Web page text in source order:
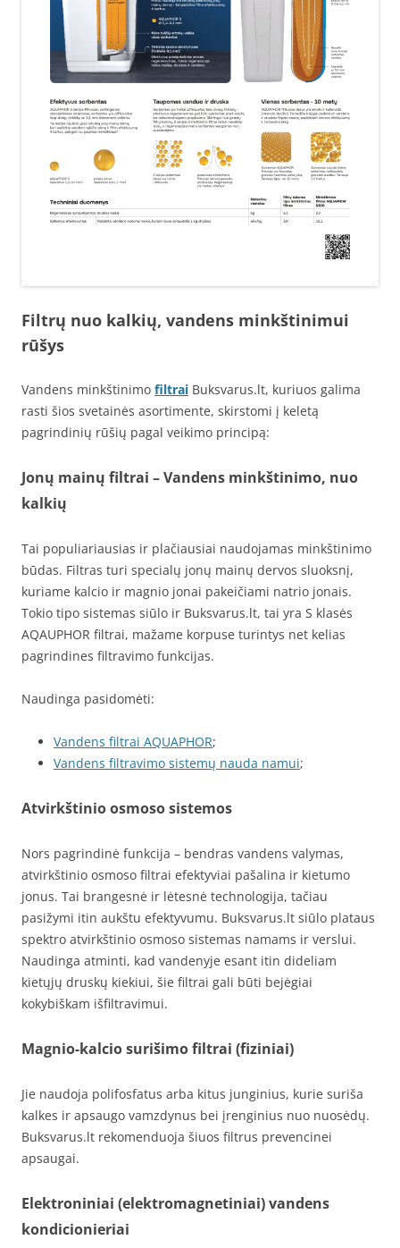
Filtrų nuo kalkių, vandens minkštinimui
rūšys
Vandens minkštinimo filtrai Buksvarus.lt, kuriuos galima
rasti šios svetainės asortimente, skirstomi į keletą
pagrindinių rūšių pagal veikimo principą:
Jonų mainų filtrai – Vandens minkštinimo, nuo
kalkių
Tai populiariausias ir plačiausiai naudojamas minkštinimo
būdas. Filtras turi specialų jonų mainų dervos sluoksnį,
kuriame kalcio ir magnio jonai pakeičiami natrio jonais.
Tokio tipo sistemas siūlo ir Buksvarus.lt, tai yra S klasės
AQAUPHOR filtrai, mažame korpuse turintys net kelias
pagrindines filtravimo funkcijas.
Naudinga pasidomėti:
Vandens filtrai AQUAPHOR;
Vandens filtravimo sistemų nauda namui;
Atvirkštinio osmoso sistemos
Nors pagrindinė funkcija – bendras vandens valymas,
atvirkštinio osmoso filtrai efektyviai pašalina ir kietumo
jonus. Tai brangesnė ir lėtesnė technologija, tačiau
pasižymi itin aukštu efektyvumu. Buksvarus.lt siūlo plataus
spektro atvirkštinio osmoso sistemas namams ir verslui.
Naudinga atminti, kad vandenyje esant itin dideliam
kietųjų druskų kiekiui, šie filtrai gali būti bejėgiai
kokybiškam išfiltravimui.
Magnio-kalcio surišimo filtrai (fiziniai)
Jie naudoja polifosfatus arba kitus junginius, kurie suriša
kalkes ir apsaugo vamzdynus bei įrenginius nuo nuosėdų.
Buksvarus.lt rekomenduoja šiuos filtrus prevencinei
apsaugai.
Elektroniniai (elektromagnetiniai) vandens
kondicionieriai